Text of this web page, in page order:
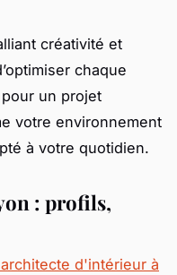
créativité et
chaque
un projet
votre environnement
à votre quotidien.
: profils,
d'intérieur à